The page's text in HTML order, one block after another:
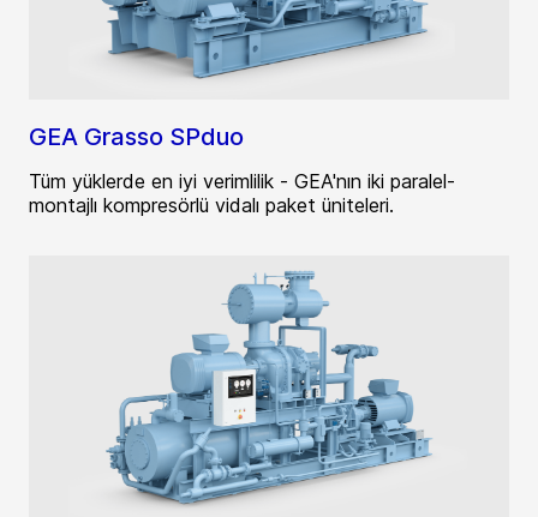
GEA Grasso SPduo
Tüm yüklerde en iyi verimlilik - GEA'nın iki paralel-
montajlı kompresörlü vidalı paket üniteleri.